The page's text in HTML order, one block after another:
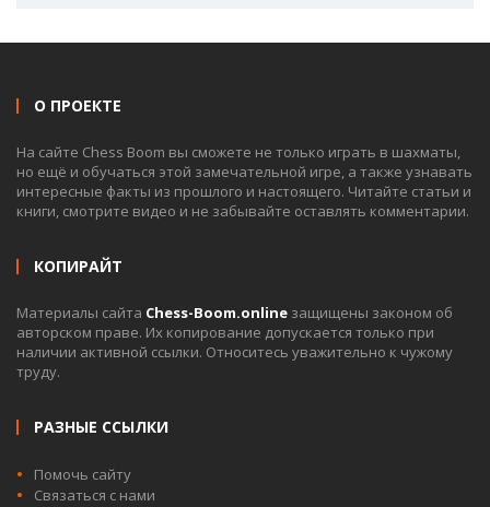
О ПРОЕКТЕ
На сайте Chess Boom вы сможете не только играть в шахматы,
но ещё и обучаться этой замечательной игре, а также узнавать
интересные факты из прошлого и настоящего. Читайте статьи и
книги, смотрите видео и не забывайте оставлять комментарии.
КОПИРАЙТ
Материалы сайта Chess-Boom.online защищены законом об
авторском праве. Их копирование допускается только при
наличии активной ссылки. Относитесь уважительно к чужому
труду.
РАЗНЫЕ ССЫЛКИ
Помочь сайту
Связаться с нами